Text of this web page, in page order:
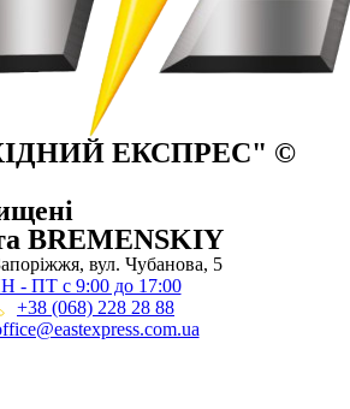
ЕКСПРЕС" ©
BREMENSKIY
вул. Чубанова, 5
- ПТ с 9:00 до 17:00
+38 (068) 228 28 88